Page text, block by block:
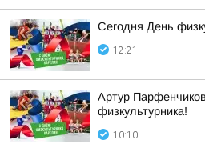
Сегодня День
12:21
Артур
физкультурника!
10:10